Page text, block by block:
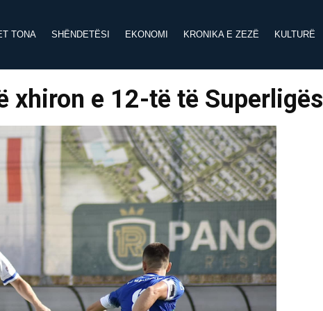
TONA SHËNDETËSI EKONOMI KRONIKA E ZEZË KULTURË
xhiron e 12-të të Superligës